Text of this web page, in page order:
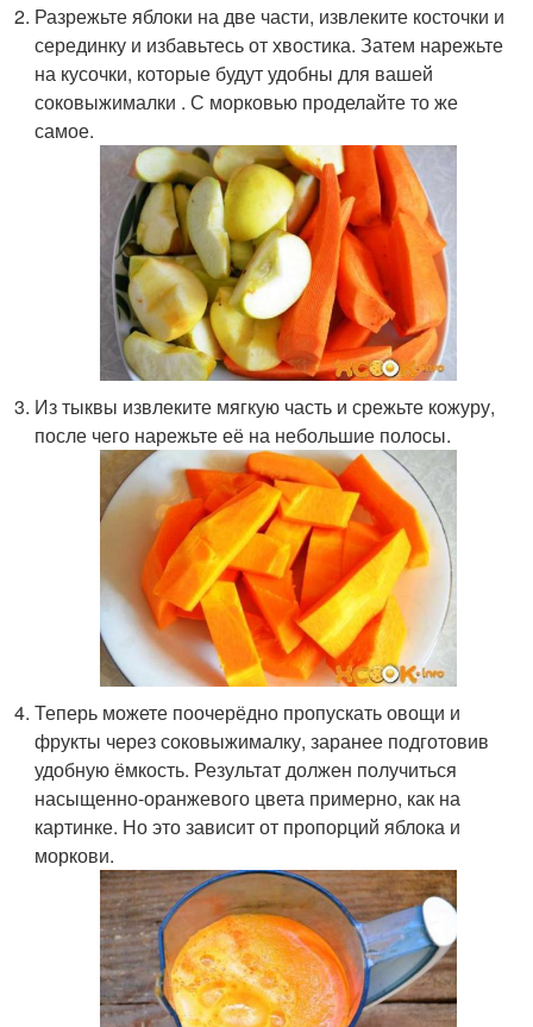
Разрежьте яблоки на две части, извлеките косточки и
серединку и избавьтесь от хвостика. Затем нарежьте
на кусочки, которые будут удобны для вашей
соковыжималки . С морковью проделайте то же
самое.
Из тыквы извлеките мягкую часть и срежьте кожуру,
после чего нарежьте её на небольшие полосы.
Теперь можете поочерёдно пропускать овощи и
фрукты через соковыжималку, заранее подготовив
удобную ёмкость. Результат должен получиться
насыщенно-оранжевого цвета примерно, как на
картинке. Но это зависит от пропорций яблока и
моркови.